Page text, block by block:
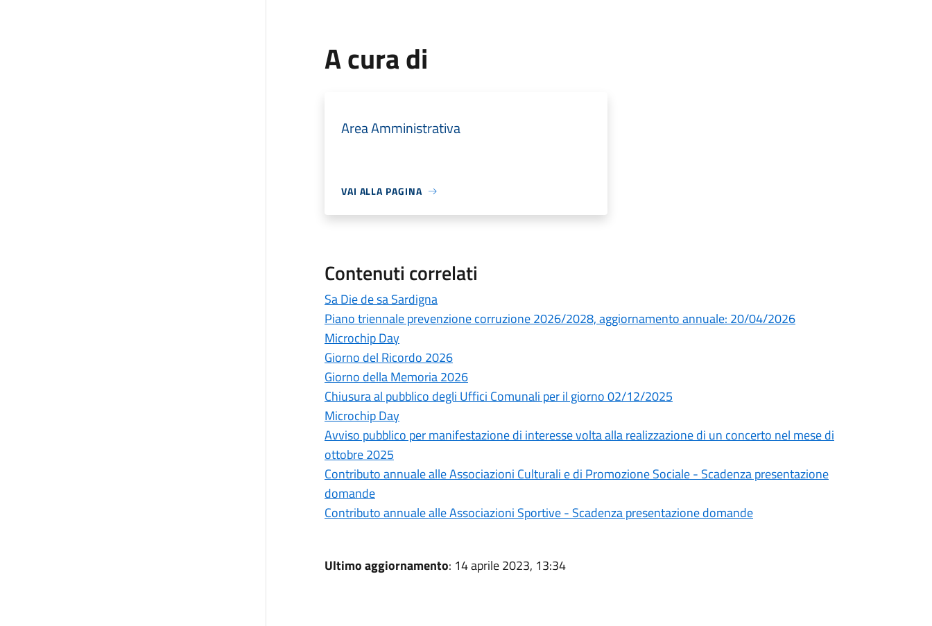
A cura di
Area Amministrativa
VAI ALLA PAGINA
Contenuti correlati
Sa Die de sa Sardigna
Piano triennale prevenzione corruzione 2026/2028, aggiornamento annuale: 20/04/2026
Microchip Day
Giorno del Ricordo 2026
Giorno della Memoria 2026
Chiusura al pubblico degli Uffici Comunali per il giorno 02/12/2025
Microchip Day
Avviso pubblico per manifestazione di interesse volta alla realizzazione di un concerto nel mese di
ottobre 2025
Contributo annuale alle Associazioni Culturali e di Promozione Sociale - Scadenza presentazione
domande
Contributo annuale alle Associazioni Sportive - Scadenza presentazione domande
Ultimo aggiornamento: 14 aprile 2023, 13:34